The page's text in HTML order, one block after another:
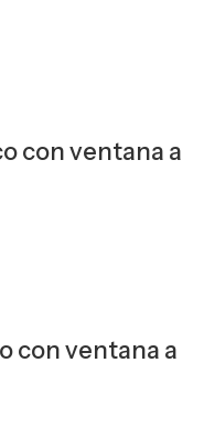
con ventana a
con ventana a